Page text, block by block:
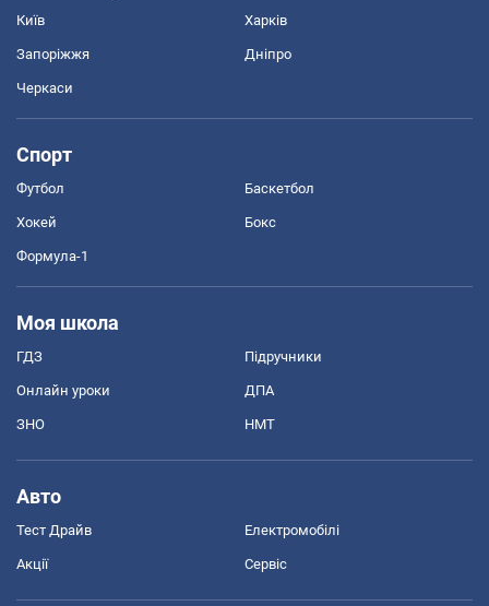
Київ Харків
Запоріжжя Дніпро
Черкаси
Спорт
Футбол Баскетбол
Хокей Бокс
Формула-1
Моя школа
ГДЗ Підручники
Онлайн уроки ДПА
ЗНО НМТ
Авто
Тест Драйв Електромобілі
Акції Сервіс